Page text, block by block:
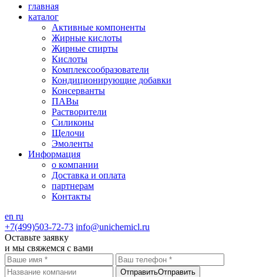
главная
каталог
Активные компоненты
Жирные кислоты
Жирные спирты
Кислоты
Комплексообразователи
Кондиционирующие добавки
Консерванты
ПАВы
Растворители
Силиконы
Щелочи
Эмоленты
Информация
о компании
Доставка и оплата
партнерам
Контакты
en ru
+7(499)503-72-73 info@unichemicl.ru
Оставьте заявку
и мы свяжемся с вами
ОтправитьОтправить